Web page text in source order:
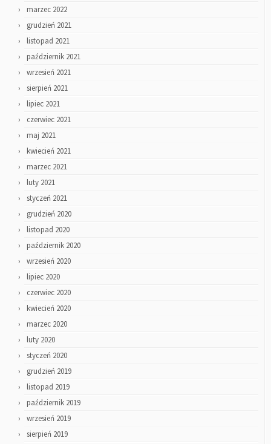
marzec 2022
grudzień 2021
listopad 2021
październik 2021
wrzesień 2021
sierpień 2021
lipiec 2021
czerwiec 2021
maj 2021
kwiecień 2021
marzec 2021
luty 2021
styczeń 2021
grudzień 2020
listopad 2020
październik 2020
wrzesień 2020
lipiec 2020
czerwiec 2020
kwiecień 2020
marzec 2020
luty 2020
styczeń 2020
grudzień 2019
listopad 2019
październik 2019
wrzesień 2019
sierpień 2019